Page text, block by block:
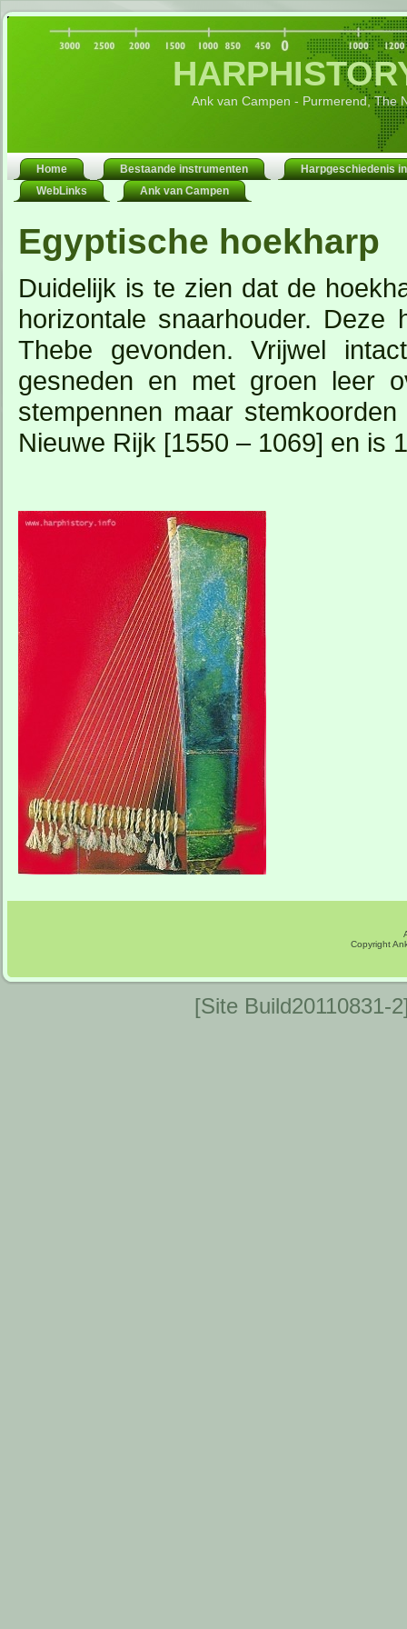
Ank van Campen - Purmerend, The
Home Bestaande instrumenten
Harpgeschiedenis
WebLinks
Ank van Campen
Egyptische hoekharp
Duidelijk is te zien dat de
horizontale snaarhouder.
Thebe gevonden. Vrijwel
gesneden en met groen leer
stempennen maar
Nieuwe Rijk [1550 – 1069] en is
Copyright
[Site Build20110831-